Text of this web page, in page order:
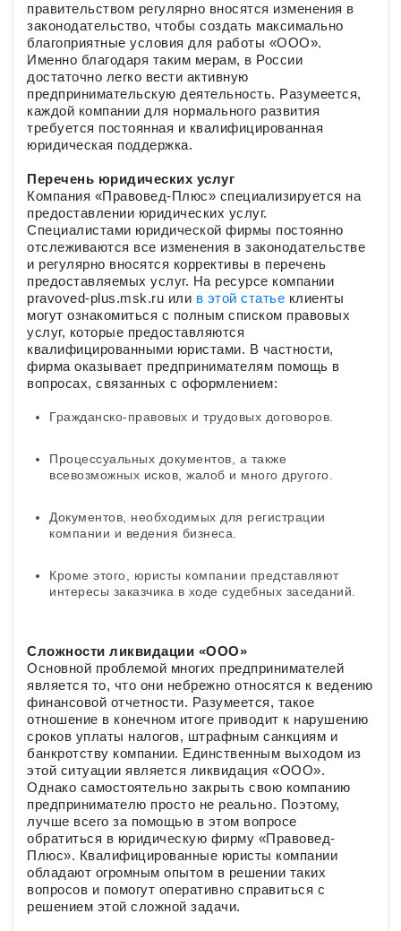
правительством регулярно вносятся изменения в
законодательство, чтобы создать максимально
благоприятные условия для работы «ООО».
Именно благодаря таким мерам, в России
достаточно легко вести активную
предпринимательскую деятельность. Разумеется,
каждой компании для нормального развития
требуется постоянная и квалифицированная
юридическая поддержка.
Перечень юридических услуг
Компания «Правовед-Плюс» специализируется на
предоставлении юридических услуг.
Специалистами юридической фирмы постоянно
отслеживаются все изменения в законодательстве
и регулярно вносятся коррективы в перечень
предоставляемых услуг. На ресурсе компании
pravoved-plus.msk.ru или в этой статье клиенты
могут ознакомиться с полным списком правовых
услуг, которые предоставляются
квалифицированными юристами. В частности,
фирма оказывает предпринимателям помощь в
вопросах, связанных с оформлением:
Гражданско-правовых и трудовых договоров.
Процессуальных документов, а также
всевозможных исков, жалоб и много другого.
Документов, необходимых для регистрации
компании и ведения бизнеса.
Кроме этого, юристы компании представляют
интересы заказчика в ходе судебных заседаний.
Сложности ликвидации «ООО»
Основной проблемой многих предпринимателей
является то, что они небрежно относятся к ведению
финансовой отчетности. Разумеется, такое
отношение в конечном итоге приводит к нарушению
сроков уплаты налогов, штрафным санкциям и
банкротству компании. Единственным выходом из
этой ситуации является ликвидация «ООО».
Однако самостоятельно закрыть свою компанию
предпринимателю просто не реально. Поэтому,
лучше всего за помощью в этом вопросе
обратиться в юридическую фирму «Правовед-
Плюс». Квалифицированные юристы компании
обладают огромным опытом в решении таких
вопросов и помогут оперативно справиться с
решением этой сложной задачи.